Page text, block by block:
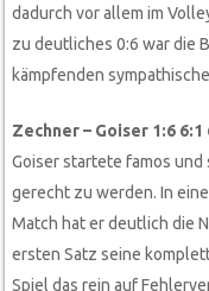
dadurch vor allem im
zu deutliches 0:6 war die
kämpfenden
Zechner – Goiser 1:6 6:1
Goiser startete famos
gerecht zu werden. In
Match hat er deutlich die
ersten Satz seine
Spiel das rein auf